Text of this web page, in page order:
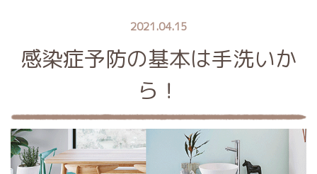
2021.04.15
感染症予防の基本は手洗いか
ら！